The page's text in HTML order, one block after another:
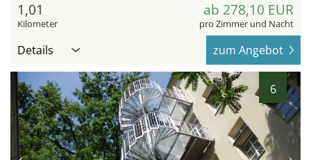
1,01
Kilometer
ab 278,10 EUR
pro Zimmer und Nacht
Details zum Angebot
6